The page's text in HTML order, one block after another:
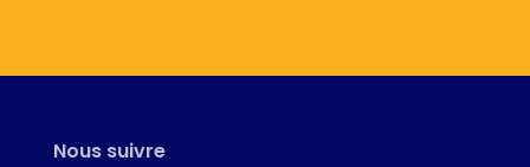
Nous suivre